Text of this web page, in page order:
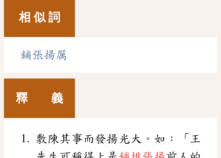
相 似 詞
鋪張揚厲
釋 義
敷陳其事而發揚光大。如：「王